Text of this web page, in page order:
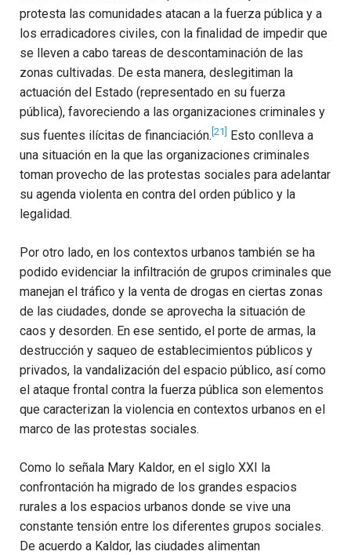
protesta las comunidades atacan a la fuerza pública y a
los erradicadores civiles, con la finalidad de impedir que
se lleven a cabo tareas de descontaminación de las
zonas cultivadas. De esta manera, deslegitiman la
actuación del Estado (representado en su fuerza
pública), favoreciendo a las organizaciones criminales y
sus fuentes ilícitas de financiación. [21]
Esto conlleva a
una situación en la que las organizaciones criminales
toman provecho de las protestas sociales para adelantar
su agenda violenta en contra del orden público y la
legalidad.
Por otro lado, en los contextos urbanos también se ha
podido evidenciar la infiltración de grupos criminales que
manejan el tráfico y la venta de drogas en ciertas zonas
de las ciudades, donde se aprovecha la situación de
caos y desorden. En ese sentido, el porte de armas, la
destrucción y saqueo de establecimientos públicos y
privados, la vandalización del espacio público, así como
el ataque frontal contra la fuerza pública son elementos
que caracterizan la violencia en contextos urbanos en el
marco de las protestas sociales.
Como lo señala Mary Kaldor, en el siglo XXI la
confrontación ha migrado de los grandes espacios
rurales a los espacios urbanos donde se vive una
constante tensión entre los diferentes grupos sociales.
De acuerdo a Kaldor, las ciudades alimentan